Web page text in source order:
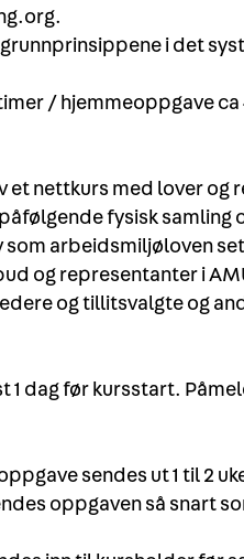
i det
/ hjemmeoppgave
et nettkurs med lover og
fysisk samling
som arbeidsmiljøloven
og representanter i
og tillitsvalgte og
1 dag før kursstart.
sendes ut 1 til 2
oppgaven så snart